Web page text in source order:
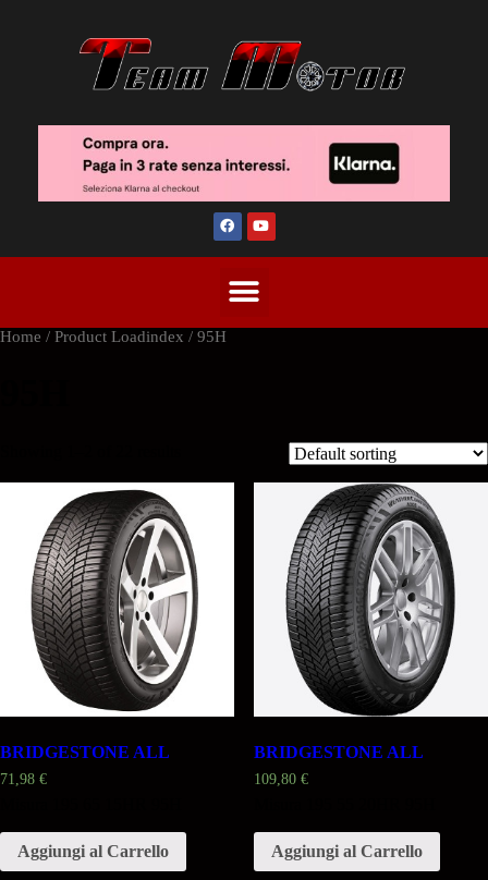
Home / Product Loadindex / 95H
BRIDGESTONE ALL
71,98 €
Aggiungi al Carrello
BRIDGESTONE ALL
109,80 €
Aggiungi al Carrello